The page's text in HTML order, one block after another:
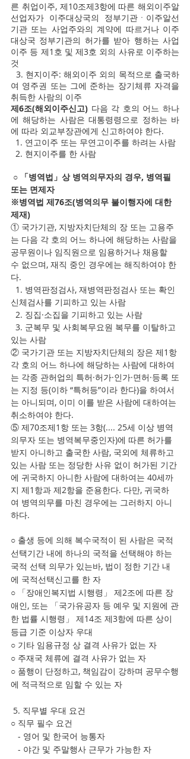
른 취업이주, 제10조제3항에 따른 해외이주알
선업자가 이주대상국의 정부기관ㆍ이주알선
기관 또는 사업주와의 계약에 따르거나 이주
대상국 정부기관의 허가를 받아 행하는 사업
이주 등 제1호 및 제3호 외의 사유로 이주하는
것
여 영주권 또는 그에 준하는 장기체류 자격을
취득한 사람의 이주
제6조(해외이주신고) 다음 각 호의 어느 하나
에 해당하는 사람은 대통령령으로 정하는 바
에 따라 외교부장관에게 신고하여야 한다.
  1. 연고이주 또는 무연고이주를 하려는 사람
  2. 현지이주를 한 사람
또는 면제자
※병역법 제76조(병역의무 불이행자에 대한
제재)
① 국가기관, 지방자치단체의 장 또는 고용주
는 다음 각 호의 어느 하나에 해당하는 사람을
공무원이나 임직원으로 임용하거나 채용할
수 없으며, 재직 중인 경우에는 해직하여야 한
다.
신체검사를 기피하고 있는 사람
  2. 징집·소집을 기피하고 있는 사람
있는 사람
② 국가기관 또는 지방자치단체의 장은 제1항
각 호의 어느 하나에 해당하는 사람에 대하여
는 각종 관허업의 특허·허가·인가·면허·등록 또
는 지정 등(이하 “특허등”이라 한다)을 하여서
는 아니되며, 이미 이를 받은 사람에 대하여는
취소하여야 한다.
⑤ 제70조제1항 또는 3항(.... 25세 이상 병역
의무자 또는 병역복무중인자)에 따른 허가를
받지 아니하고 출국한 사람, 국외에 체류하고
있는 사람 또는 정당한 사유 없이 허가된 기간
에 귀국하지 아니한 사람에 대하여는 40세까
지 제1항과 제2항을 준용한다. 다만, 귀국하
여 병역의무를 마친 경우에는 그러하지 아니
하다.
○ 출생 등에 의해 복수국적이 된 사람은 국적
선택기간 내에 하나의 국적을 선택해야 하는
국적 선택 의무가 있는바, 법이 정한 기간 내
에 국적선택신고를 한 자
○ 「장애인복지법 시행령」 제2조에 따른 장
애인, 또는 「국가유공자 등 예우 및 지원에 관
한 법률 시행령」 제14조 제3항에 따른 상이
등급 기준 이상자 우대
○ 기타 임용규정 상 결격 사유가 없는 자
○ 주재국 체류에 결격 사유가 없는 자
○ 품행이 단정하고, 책임감이 강하며 공무수행
에 적극적으로 임할 수 있는 자
5. 직무별 우대 요건
○ 직무 필수 요건
   - 영어 및 한국어 능통자
   - 야간 및 주말행사 근무가 가능한 자